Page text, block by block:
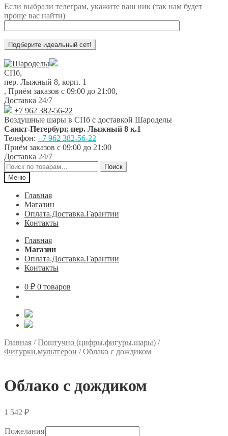
Если выбрали телеграм, укажите ваш ник (так нам будет
проще вас найти)
Перейти
к
навигации
Перейти
к
содержимому
СПб,
пер. Лыжный 8, корп. 1
, Приём заказов с 09:00 до 21:00,
Доставка 24/7
+7 962 382-56-22
Воздушные шары в СПб с доставкой Шароделы
Санкт-Петербург, пер. Лыжный 8 к.1
Телефон: +7 962 382-56-22
Приём заказов с 09:00 до 21:00
Доставка 24/7
Искать:
Поиск
Меню
Главная
Магазин
Оплата.Доставка.Гарантии
Контакты
Главная
Магазин
Оплата.Доставка.Гарантии
Контакты
0 ₽ 0 товаров
Главная /Поштучно (цифры,фигуры,шары) /
Фигурки,мультгерои /Облако с дождиком
Облако с дождиком
1 542 ₽
Пожелания